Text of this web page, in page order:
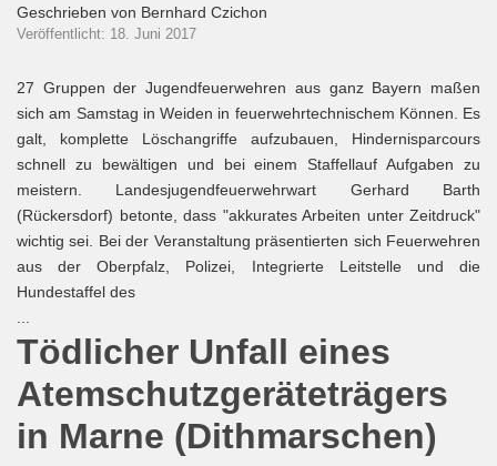
Geschrieben von Bernhard Czichon
Veröffentlicht: 18. Juni 2017
27 Gruppen der Jugendfeuerwehren aus ganz Bayern maßen
sich am Samstag in Weiden in feuerwehrtechnischem Können. Es
galt, komplette Löschangriffe aufzubauen, Hindernisparcours
schnell zu bewältigen und bei einem Staffellauf Aufgaben zu
meistern. Landesjugendfeuerwehrwart Gerhard Barth
(Rückersdorf) betonte, dass "akkurates Arbeiten unter Zeitdruck"
wichtig sei. Bei der Veranstaltung präsentierten sich Feuerwehren
aus der Oberpfalz, Polizei, Integrierte Leitstelle und die
Hundestaffel des
Tödlicher Unfall eines
Atemschutzgeräteträgers
in Marne (Dithmarschen)